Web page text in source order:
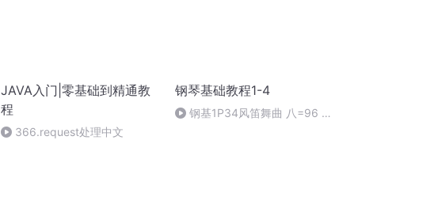
JAVA入门|零基础到精通教
程
366.request处理中文
钢琴基础教程1-4
钢基1P34风笛舞曲 八=96 奏